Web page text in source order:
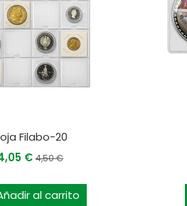
Filabo-20
€4,50 €
al carrito